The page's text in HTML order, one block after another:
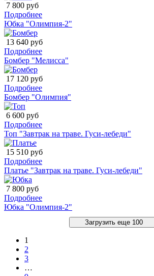
7 800 руб
Подробнее
Юбка "Олимпия-2"
13 640 руб
Подробнее
Бомбер "Мелисса"
17 120 руб
Подробнее
Бомбер "Олимпия"
6 600 руб
Подробнее
Топ "Завтрак на траве. Гуси-лебеди"
15 510 руб
Подробнее
Платье "Завтрак на траве. Гуси-лебеди"
7 800 руб
Подробнее
Юбка "Олимпия-2"
Загрузить еще 100
1
2
3
…